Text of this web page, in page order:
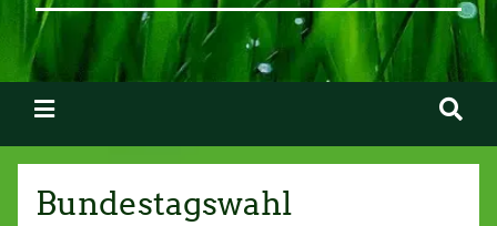
Bundestagswahl